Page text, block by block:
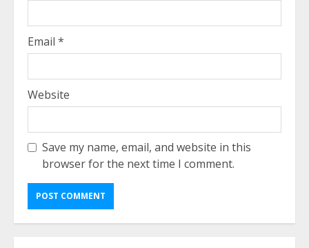
Email *
Website
Save my name, email, and website in this
browser for the next time I comment.